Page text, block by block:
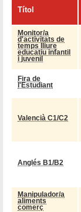
Títol
Monitor/a
d'activitats de
temps lliure
educatiu infantil
i juvenil
Fira de
l'Estudiant
Valencià C1/C2
Anglés B1/B2
Manipulador/a
aliments
comerç